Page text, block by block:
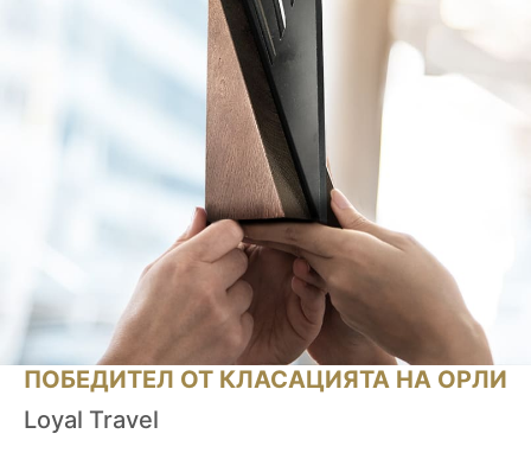
ПОБЕДИТЕЛ ОТ КЛАСАЦИЯТА НА ОРЛИ
Loyal Travel